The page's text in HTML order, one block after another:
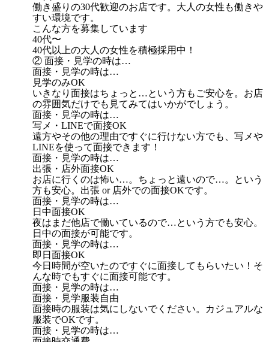
働き盛りの30代歓迎のお店です。大人の女性も働きや
すい環境です。
こんな方を募集しています
40代〜
40代以上の大人の女性を積極採用中！
② 面接・見学の時は…
面接・見学の時は…
見学のみOK
いきなり面接はちょっと…という方もご安心を。お店
の雰囲気だけでも見てみてはいかがでしょう。
面接・見学の時は…
写メ・LINEで面接OK
遠方やその他の理由ですぐに行けない方でも、写メや
LINEを使って面接できます！
面接・見学の時は…
出張・店外面接OK
お店に行くのは怖い…。ちょっと遠いので…。という
方も安心。出張 or 店外での面接OKです。
面接・見学の時は…
日中面接OK
夜はまだ他店で働いているので…という方でも安心。
日中の面接が可能です。
面接・見学の時は…
即日面接OK
今日時間が空いたのですぐに面接してもらいたい！そ
んな時でもすぐに面接可能です。
面接・見学の時は…
面接・見学服装自由
面接時の服装は気にしないでください。カジュアルな
服装でOKです。
面接・見学の時は…